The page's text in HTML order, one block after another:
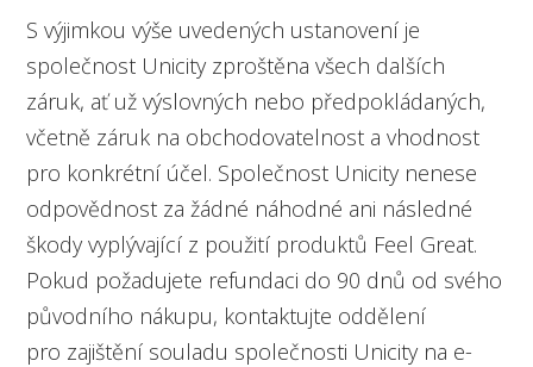
S výjimkou výše uvedených ustanovení je
společnost Unicity zproštěna všech dalších
záruk, ať už výslovných nebo předpokládaných,
včetně záruk na obchodovatelnost a vhodnost
pro konkrétní účel. Společnost Unicity nenese
odpovědnost za žádné náhodné ani následné
škody vyplývající z použití produktů Feel Great.
Pokud požadujete refundaci do 90 dnů od svého
původního nákupu, kontaktujte oddělení
pro zajištění souladu společnosti Unicity na e-